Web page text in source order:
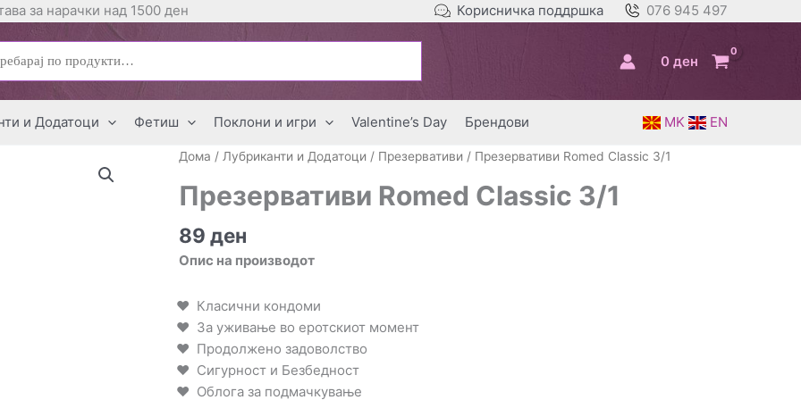
за нарачки над 1500 ден Корисничка поддршка 076 945 497
0 ден
и Додатоци Фетиш Поклони и игри Valentine’s Day Брендови MK EN
Дома / Лубриканти и Додатоци / Презервативи / Презервативи Romed Classic 3/1
Презервативи Romed Classic 3/1
89 ден
Опис на производот
Класични кондоми
За уживање во еротскиот момент
Продолжено задоволство
Сигурност и Безбедност
Облога за подмачкување